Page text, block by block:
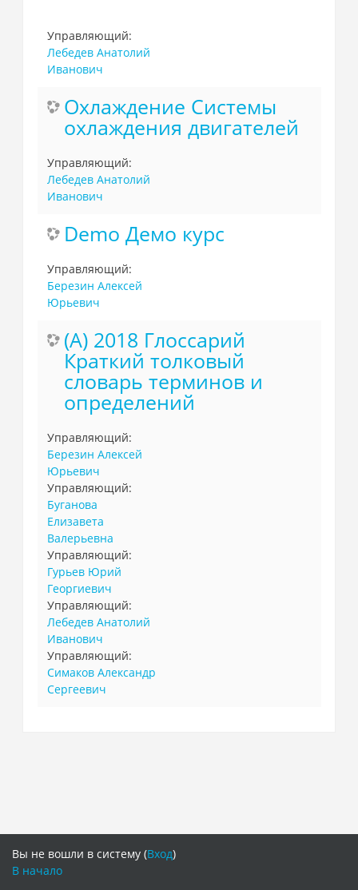
Управляющий:
Лебедев Анатолий
Иванович
Охлаждение Системы
охлаждения двигателей
Управляющий:
Лебедев Анатолий
Иванович
Demo Демо курс
Управляющий:
Березин Алексей
Юрьевич
(А) 2018 Глоссарий
Краткий толковый
словарь терминов и
определений
Управляющий:
Березин Алексей
Юрьевич
Управляющий:
Буганова
Елизавета
Валерьевна
Управляющий:
Гурьев Юрий
Георгиевич
Управляющий:
Лебедев Анатолий
Иванович
Управляющий:
Симаков Александр
Сергеевич
Вы не вошли в систему (Вход)
В начало